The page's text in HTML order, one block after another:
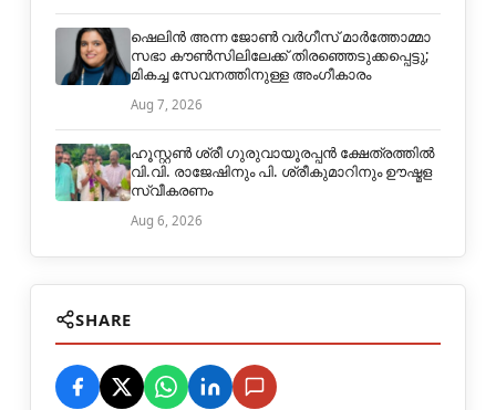
ഷെലിൻ അന്ന ജോൺ വർഗീസ് മാർത്തോമ്മാ
സഭാ കൗൺസിലിലേക്ക് തിരഞ്ഞെടുക്കപ്പെട്ടു;
മികച്ച സേവനത്തിനുള്ള അംഗീകാരം
Aug 7, 2026
ഹൂസ്റ്റൺ ശ്രീ ഗുരുവായൂരപ്പൻ ക്ഷേത്രത്തിൽ
വി.വി. രാജേഷിനും പി. ശ്രീകുമാറിനും ഊഷ്മള
സ്വീകരണം
Aug 6, 2026
SHARE